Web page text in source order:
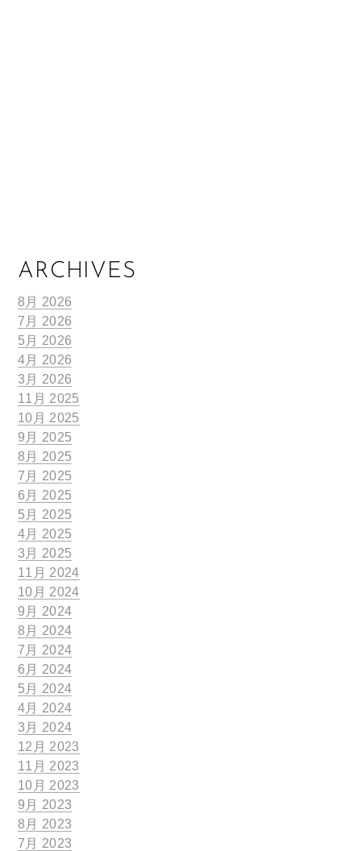
ARCHIVES
8月 2026
7月 2026
5月 2026
4月 2026
3月 2026
11月 2025
10月 2025
9月 2025
8月 2025
7月 2025
6月 2025
5月 2025
4月 2025
3月 2025
11月 2024
10月 2024
9月 2024
8月 2024
7月 2024
6月 2024
5月 2024
4月 2024
3月 2024
12月 2023
11月 2023
10月 2023
9月 2023
8月 2023
7月 2023